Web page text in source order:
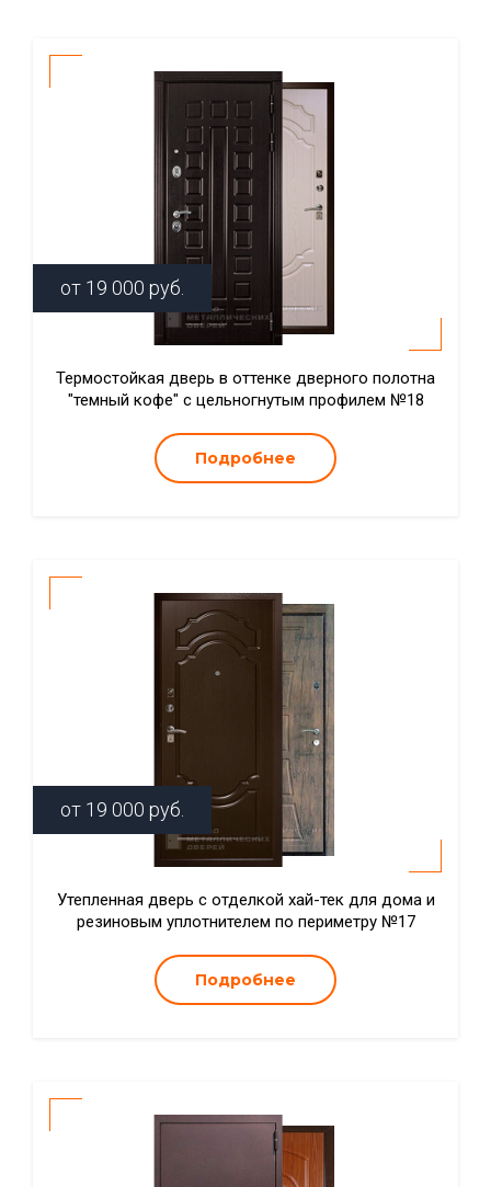
от 19 000 руб.
Термостойкая дверь в оттенке дверного полотна
"темный кофе" с цельногнутым профилем №18
Подробнее
от 19 000 руб.
Утепленная дверь с отделкой хай-тек для дома и
резиновым уплотнителем по периметру №17
Подробнее